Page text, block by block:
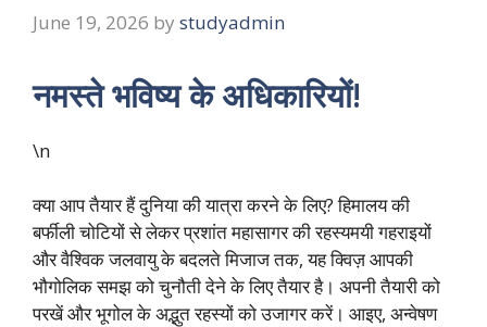
June 19, 2026 by studyadmin
नमस्ते भविष्य के अधिकारियों!
\n
क्या आप तैयार हैं दुनिया की यात्रा करने के लिए? हिमालय की
बर्फीली चोटियों से लेकर प्रशांत महासागर की रहस्यमयी गहराइयों
और वैश्विक जलवायु के बदलते मिजाज तक, यह क्विज़ आपकी
भौगोलिक समझ को चुनौती देने के लिए तैयार है। अपनी तैयारी को
परखें और भूगोल के अद्भुत रहस्यों को उजागर करें। आइए, अन्वेषण